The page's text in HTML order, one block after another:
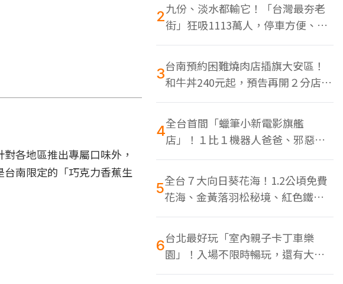
各地區推出專屬口味外，
南限定的「巧克力香蕉生
2九份、淡水都輸它！「台灣最夯老
街」狂吸1113萬人，停車方便、特
色美食多
3台南預約困難燒肉店插旗大安區！
和牛丼240元起，預告再開２分店、
地點曝光
4全台首間「蠟筆小新電影旗艦
店」！１比１機器人爸爸、邪惡正
男，百款周邊買翻
5全台７大向日葵花海！1.2公頃免費
花海、金黃落羽松秘境、紅色鐵橋
同框
6台北最好玩「室內親子卡丁車樂
園」！入場不限時暢玩，還有大螢
幕Switch遊戲區